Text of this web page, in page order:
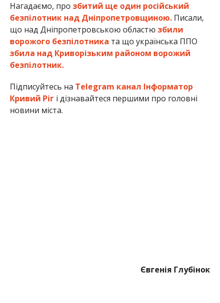
Нагадаємо, про збитий ще один російський
безпілотник над Дніпропетровщиною.Писали,
що над Дніпропетровською областю збили
ворожого безпілотника та що українська ППО
збила над Криворізьким районом ворожий
безпілотник.
Підписуйтесь на Telegram канал Інформатор
Кривий Ріг і дізнавайтеся першими про головні
новини міста.
Євгенія Глубінок